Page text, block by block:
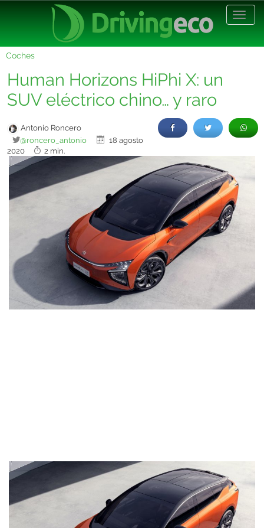
Coches
Human Horizons HiPhi X: un
SUV eléctrico chino… y raro
Antonio Roncero
@roncero_antonio
18 agosto
2020
2 min.